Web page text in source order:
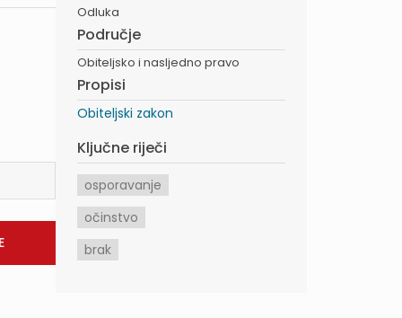
Odluka
Područje
Obiteljsko i nasljedno pravo
Propisi
Obiteljski zakon
Ključne riječi
osporavanje
očinstvo
brak